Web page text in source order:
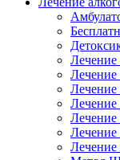
Лечение
Лечение
Лечение
Лечение
Лечение
Лечение
Лечение